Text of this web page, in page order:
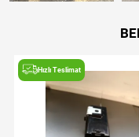
Hızlı Teslimat